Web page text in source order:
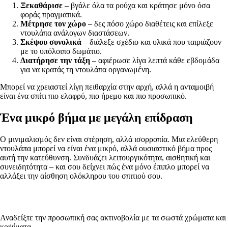
Ξεκαθάρισε – βγάλε όλα τα ρούχα και κράτησε μόνο όσα
φοράς πραγματικά.
Μέτρησε τον χώρο – δες πόσο χώρο διαθέτεις και επίλεξε
ντουλάπα ανάλογων διαστάσεων.
Σκέψου συνολικά – διάλεξε σχέδιο και υλικά που ταιριάζουν
με το υπόλοιπο δωμάτιο.
Διατήρησε την τάξη – αφιέρωσε λίγα λεπτά κάθε εβδομάδα
για να κρατάς τη ντουλάπα οργανωμένη.
Μπορεί να χρειαστεί λίγη πειθαρχία στην αρχή, αλλά η ανταμοιβή
είναι ένα σπίτι πιο ελαφρύ, πιο ήρεμο και πιο προσωπικό.
Ένα μικρό βήμα με μεγάλη επίδραση
Ο μινιμαλισμός δεν είναι στέρηση, αλλά ισορροπία. Μια ελεύθερη
ντουλάπα μπορεί να είναι ένα μικρό, αλλά ουσιαστικό βήμα προς
αυτή την κατεύθυνση. Συνδυάζει λειτουργικότητα, αισθητική και
συνειδητότητα – και σου δείχνει πώς ένα μόνο έπιπλο μπορεί να
αλλάξει την αίσθηση ολόκληρου του σπιτιού σου.
Αναδείξτε την προσωπική σας ακτινοβολία με τα σωστά χρώματα και